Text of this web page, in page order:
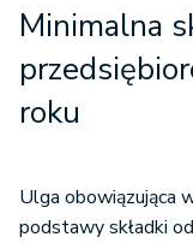
Minimalna
roku
Ulga obowiązująca
podstawy składki